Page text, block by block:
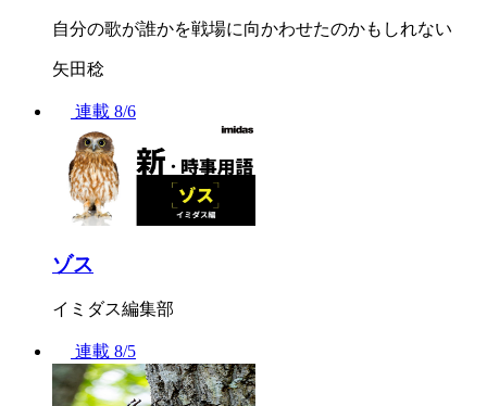
自分の歌が誰かを戦場に向かわせたのかもしれない
矢田稔
連載 8/6
ゾス
イミダス編集部
連載 8/5